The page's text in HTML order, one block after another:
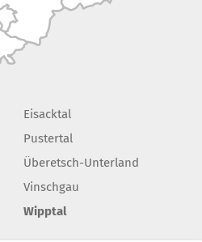
Eisacktal
Pustertal
Überetsch-Unterland
Vinschgau
Wipptal